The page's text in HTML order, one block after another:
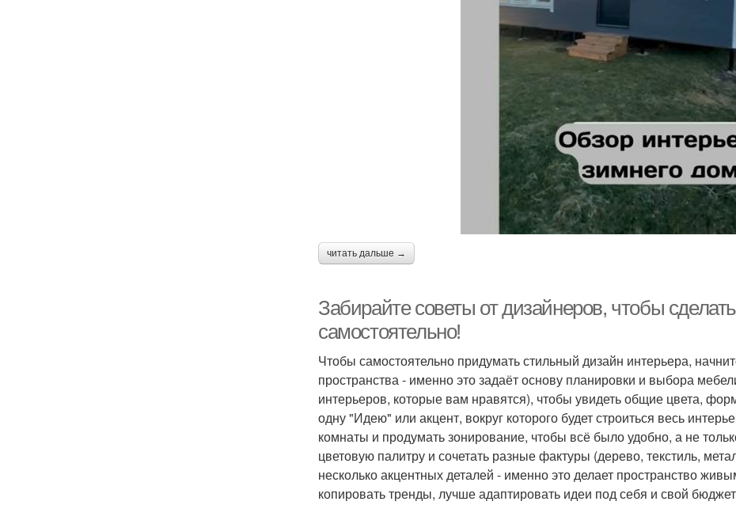
читать дальше →
Забирайте советы от дизайнеров, чтобы
самостоятельно!
Чтобы самостоятельно придумать стильный дизайн интерьера,
пространства - именно это задаёт основу планировки и выбора
интерьеров, которые вам нравятся), чтобы увидеть общие цвета,
одну "Идею" или акцент, вокруг которого будет строиться весь
комнаты и продумать зонирование, чтобы всё было удобно, а не
цветовую палитру и сочетать разные фактуры (дерево, текстиль,
несколько акцентных деталей - именно это делает пространство
копировать тренды, лучше адаптировать идеи под себя и свой